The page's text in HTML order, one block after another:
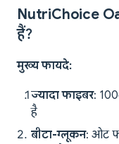
NutriChoice
हैं?
मुख्य फायदे:
ज्यादा फाइबर:
है
बीटा-ग्लूकन: ओट